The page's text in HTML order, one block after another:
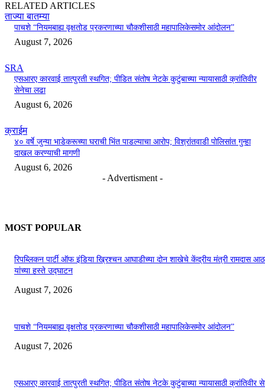
RELATED ARTICLES
ताज्या बातम्या
पाचशे “नियमबाह्य वृक्षतोड प्रकरणाच्या चौकशीसाठी महापालिकेसमोर आंदोलन”
August 7, 2026
SRA
एसआरए कारवाई तात्पुरती स्थगित; पीडित संतोष नेटके कुटुंबाच्या न्यायासाठी क्रांतिवीर
सेनेचा लढा
August 6, 2026
क्राईम
४० वर्षे जुन्या भाडेकरूच्या घराची भिंत पाडल्याचा आरोप; विश्रांतवाडी पोलिसांत गुन्हा
दाखल करण्याची मागणी
August 6, 2026
- Advertisment -
MOST POPULAR
रिपब्लिकन पार्टी ऑफ इंडिया ख्रिश्चन आघाडीच्या दोन शाखेचे केंद्रीय मंत्री रामदास
यांच्या हस्ते उद्घाटन
August 7, 2026
पाचशे “नियमबाह्य वृक्षतोड प्रकरणाच्या चौकशीसाठी महापालिकेसमोर आंदोलन”
August 7, 2026
एसआरए कारवाई तात्पुरती स्थगित; पीडित संतोष नेटके कुटुंबाच्या न्यायासाठी क्रांतिवीर